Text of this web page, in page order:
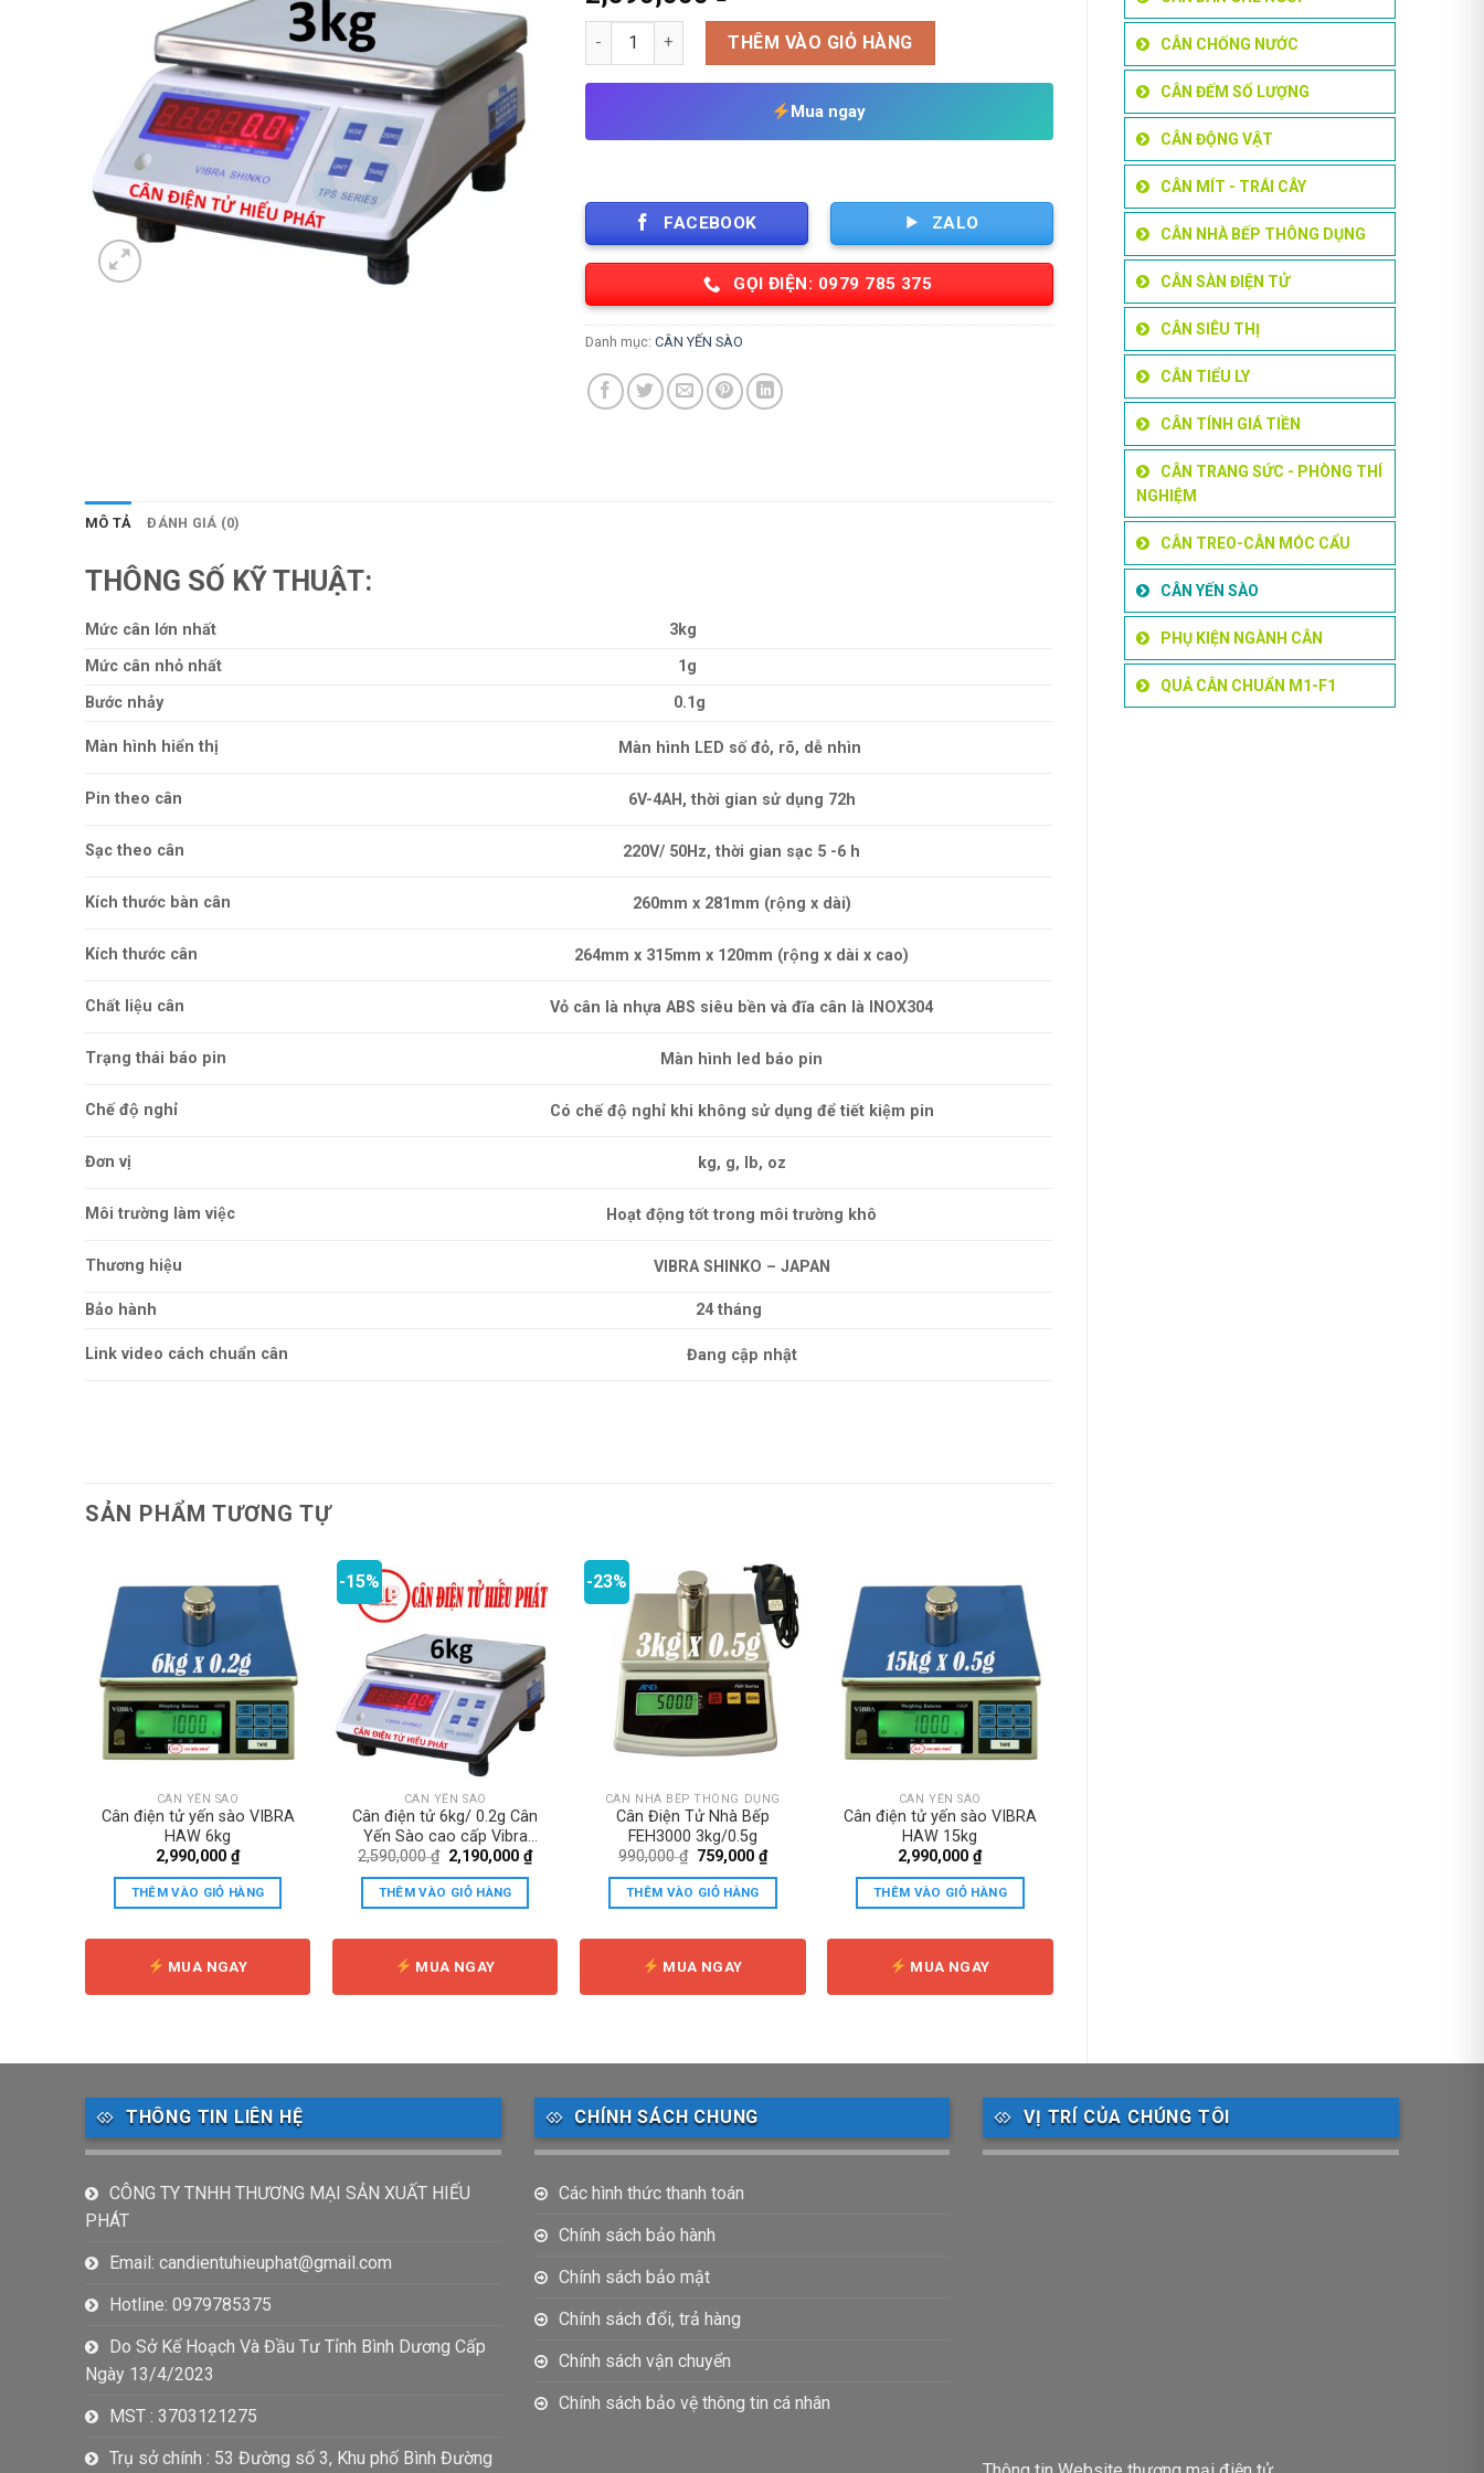
CÂN CHỐNG NƯỚC
CÂN ĐẾM SỐ LƯỢNG
CÂN ĐỘNG VẬT
CÂN MÍT - TRÁI CÂY
CÂN NHÀ BẾP THÔNG DỤNG
CÂN SÀN ĐIỆN TỬ
CÂN SIÊU THỊ
CÂN TIỂU LY
CÂN TÍNH GIÁ TIỀN
CÂN TRANG SỨC - PHÒNG THÍ
NGHIỆM
CÂN TREO-CÂN MÓC CẨU
CÂN YẾN SÀO
PHỤ KIỆN NGÀNH CÂN
QUẢ CÂN CHUẨN M1-F1
Cân điện tử 3kg/ 0.1g Cân Yến Sào cao cấp Vibra Shinko số lượng
THÊM VÀO GIỎ HÀNG
Mua ngay
FACEBOOK ZALO
GỌI ĐIỆN: 0979 785 375
Danh mục:CÂN YẾN SÀO
MÔ TẢ ĐÁNH GIÁ (0)
THÔNG SỐ KỸ THUẬT:
Mức cân lớn nhất
3kg
Mức cân nhỏ nhất
1g
Bước nhảy
0.1g
Màn hình hiển thị Màn hình LED số đỏ, rõ, dễ nhìn
Pin theo cân 6V-4AH, thời gian sử dụng 72h
Sạc theo cân 220V/ 50Hz, thời gian sạc 5 -6 h
Kích thước bàn cân 260mm x 281mm (rộng x dài)
Kích thước cân 264mm x 315mm x 120mm (rộng x dài x cao)
Chất liệu cân Vỏ cân là nhựa ABS siêu bền và đĩa cân là INOX304
Trạng thái báo pin Màn hình led báo pin
Chế độ nghỉ Có chế độ nghỉ khi không sử dụng để tiết kiệm pin
Đơn vị kg, g, lb, oz
Môi trường làm việc Hoạt động tốt trong môi trường khô
Thương hiệu VIBRA SHINKO – JAPAN
Bảo hành 24 tháng
Link video cách chuẩn cân Đang cập nhật
SẢN PHẨM TƯƠNG TỰ
CÂN YẾN SÀO
Cân điện tử yến sào VIBRA
HAW 6kg
2,990,000₫
THÊM VÀO GIỎ HÀNG
MUA NGAY
-15%
CÂN YẾN SÀO
Cân điện tử 6kg/ 0.2g Cân
Yến Sào cao cấp Vibra
Shinko
2,590,000₫ Giá
gốc
là:
2,590,000 ₫.
2,190,000₫Giá
hiện
THÊM VÀO GIỎ HÀNG
MUA NGAY
-23%
CÂN NHÀ BẾP THÔNG DỤNG
Cân Điện Tử Nhà Bếp
FEH3000 3kg/0.5g
990,000₫ Giá
là:
990,000 ₫.
759,000 ₫Giá
hiện
THÊM VÀO GIỎ HÀNG
MUA NGAY
CÂN YẾN SÀO
Cân điện tử yến sào VIBRA
HAW 15kg
2,990,000₫
THÊM VÀO GIỎ HÀNG
MUA NGAY
THÔNG TIN LIÊN HỆ
CÔNG TY TNHH THƯƠNG MẠI SẢN XUẤT HIẾU
PHÁT
Email: candientuhieuphat@gmail.com
Hotline: 0979785375
Do Sở Kế Hoạch Và Đầu Tư Tỉnh Bình Dương Cấp
Ngày 13/4/2023
MST : 3703121275
Trụ sở chính : 53 Đường số 3, Khu phố Bình Đường
CHÍNH SÁCH CHUNG
Các hình thức thanh toán
Chính sách bảo hành
Chính sách bảo mật
Chính sách đổi, trả hàng
Chính sách vận chuyển
Chính sách bảo vệ thông tin cá nhân
VỊ TRÍ CỦA CHÚNG TÔI